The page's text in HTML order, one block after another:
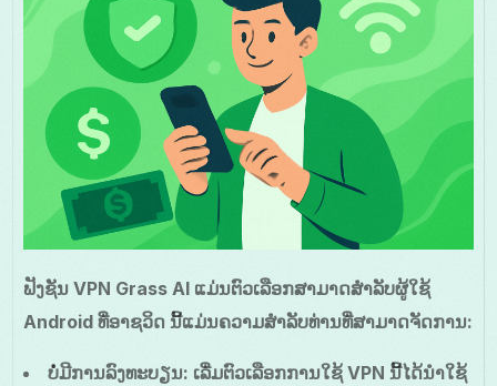
ຟັງຊັນ VPN Grass AI ແມ່ນຕົວເລືອກສາມາດສຳລັບຜູ້ໃຊ້
Android ທີ່ອາຊວິດ ນີ້ແມ່ນຄວາມສຳລັບທ່ານທີ່ສາມາດຈັດການ:
ບໍ່ມີການລົງທະບຽນ: ເລີ່ມຕົວເລືອກການໃຊ້ VPN ນີ້ໄດ້ນຳໃຊ້